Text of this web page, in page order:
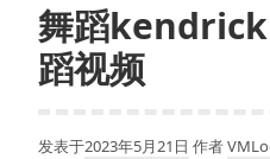
舞蹈
蹈视频
发表于2023年5月21日 作者